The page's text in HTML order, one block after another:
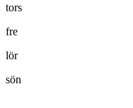
tors
fre
lör
sön